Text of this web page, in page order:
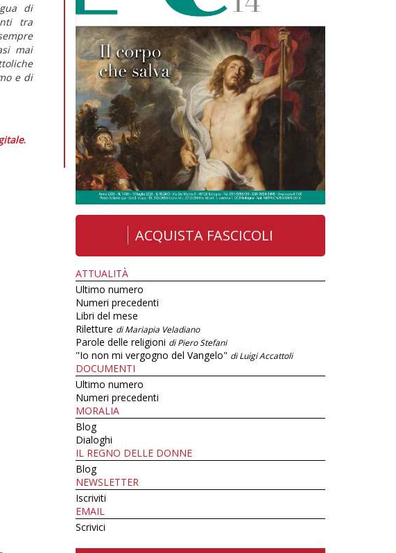
di
tra
mai
e di
.
ACQUISTA FASCICOLI
ATTUALITÀ
Ultimo numero
Numeri precedenti
Libri del mese
Riletture di Mariapia Veladiano
Parole delle religioni di Piero Stefani
"Io non mi vergogno del Vangelo" di Luigi Accattoli
DOCUMENTI
Ultimo numero
Numeri precedenti
MORALIA
Blog
Dialoghi
IL REGNO DELLE DONNE
Blog
NEWSLETTER
Iscriviti
EMAIL
Scrivici